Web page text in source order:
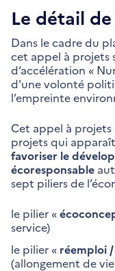
Le détail de
Dans le cadre du
cet appel à projets
d’accélération «
d'une volonté
l’empreinte
Cet appel à
projets qui
favoriser le
écoresponsable
sept piliers de
le pilier «
service)
le pilier « réemploi
(allongement de